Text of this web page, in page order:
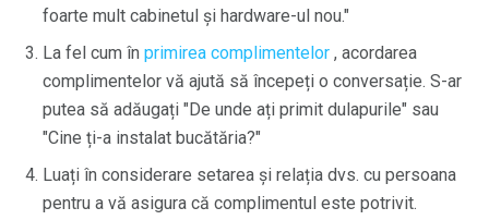
foarte mult cabinetul și hardware-ul nou."
La fel cum în primirea complimentelor , acordarea
complimentelor vă ajută să începeți o conversație. S-ar
putea să adăugați "De unde ați primit dulapurile" sau
"Cine ți-a instalat bucătăria?"
Luați în considerare setarea și relația dvs. cu persoana
pentru a vă asigura că complimentul este potrivit.